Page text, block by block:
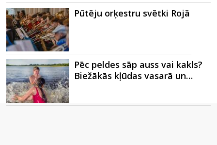
Pūtēju orķestru svētki Rojā
Pēc peldes sāp auss vai kakls?
Biežākās kļūdas vasarā un…